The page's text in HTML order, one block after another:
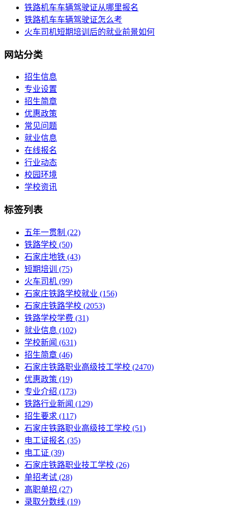
铁路机车车辆驾驶证从哪里报名
铁路机车车辆驾驶证怎么考
火车司机短期培训后的就业前景如何
网站分类
招生信息
专业设置
招生简章
优惠政策
常见问题
就业信息
在线报名
行业动态
校园环境
学校资讯
标签列表
五年一贯制 (22)
铁路学校 (50)
石家庄地铁 (43)
短期培训
(75)
火车司机 (99)
石家庄铁路学校就业 (156)
石家庄铁路学校 (2053)
铁路学校学费 (31)
就业信息 (102)
学校新闻 (631)
招生简章 (46)
石家庄铁路职业高级技工学校 (2470)
优惠政策 (19)
专业介绍 (173)
铁路行业新闻 (129)
招生要求 (117)
石家庄铁路职业高级技工学校​ (51)
电工证报名 (35)
电工证 (39)
石家庄铁路职业技工学校 (26)
单招考试 (28)
高职单招 (27)
录取分数线 (19)